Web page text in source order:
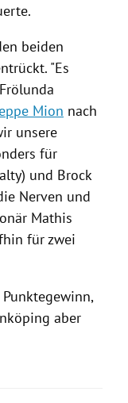
beiden
"Es
Mion nach
unsere
für
und Brock
Nerven und
Mathis
für zwei
aber